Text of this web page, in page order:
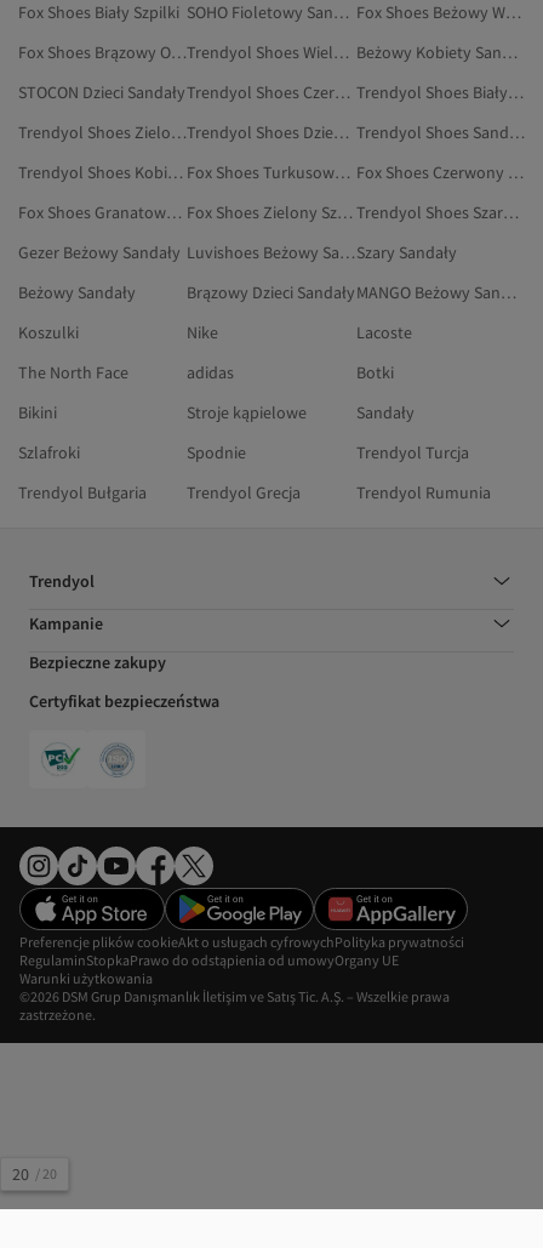
20 / 20
Fox Shoes Biały Szpilki
SOHO Fioletowy Sandały I Kapcie
Fox Shoes Beżowy Wysokie Kozaki
Fox Shoes Brązowy Oksfordki
Trendyol Shoes Wielokolorowy Sandały I Kapcie
Beżowy Kobiety Sandały
STOCON Dzieci Sandały
Trendyol Shoes Czerwony Sandały I Kapcie
Trendyol Shoes Biały Sandały I Kapcie
Trendyol Shoes Zielony Sandały
Trendyol Shoes Dzieci Sandały I Kapcie
Trendyol Shoes Sandały I Kapcie
Trendyol Shoes Kobiety Sandały
Fox Shoes Turkusowy Obuwie
Fox Shoes Czerwony Szpilki
Fox Shoes Granatowy Szpilki
Fox Shoes Zielony Szpilki
Trendyol Shoes Szary Sandały I Kapcie
Gezer Beżowy Sandały
Luvishoes Beżowy Sandały I KapcieSzary Sandały
Beżowy Sandały
Brązowy Dzieci Sandały
MANGO Beżowy Sandały
Koszulki
Nike
Lacoste
The North Face
adidas
Botki
Bikini
Stroje kąpielowe
Sandały
Szlafroki
Spodnie
Trendyol Turcja
Trendyol Bułgaria
Trendyol Grecja Trendyol Rumunia
Trendyol
Kampanie
Bezpieczne zakupy
Certyfikat bezpieczeństwa
©2026 DSM Grup Danışmanlık İletişim ve Satış Tic. A.Ş. – Wszelkie prawa
zastrzeżone.
Preferencje plików cookieAkt o usługach cyfrowychPolityka prywatności
RegulaminStopkaPrawo do odstąpienia od umowyOrgany UE
Warunki użytkowania